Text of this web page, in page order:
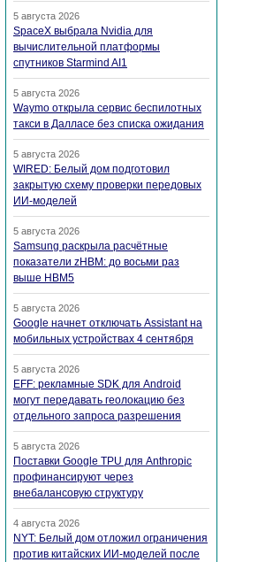
5 августа 2026
SpaceX выбрала Nvidia для
вычислительной платформы
спутников Starmind AI1
5 августа 2026
Waymo открыла сервис беспилотных
такси в Далласе без списка ожидания
5 августа 2026
WIRED: Белый дом подготовил
закрытую схему проверки передовых
ИИ-моделей
5 августа 2026
Samsung раскрыла расчётные
показатели zHBM: до восьми раз
выше HBM5
5 августа 2026
Google начнет отключать Assistant на
мобильных устройствах 4 сентября
5 августа 2026
EFF: рекламные SDK для Android
могут передавать геолокацию без
отдельного запроса разрешения
5 августа 2026
Поставки Google TPU для Anthropic
профинансируют через
внебалансовую структуру
4 августа 2026
NYT: Белый дом отложил ограничения
против китайских ИИ-моделей после